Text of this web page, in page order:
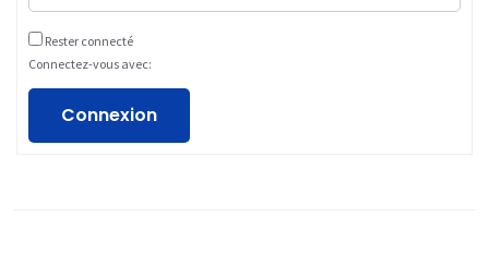
Rester connecté
Connectez-vous avec:
Connexion